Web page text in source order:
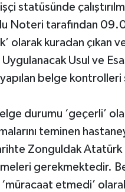
statüsünde
Noteri tarafından
olarak kuradan çıkan
Uygulanacak Usul ve
belge kontrolleri
durumu ‘geçerli’
teminen
Zonguldak
gerekmektedir.
etmedi’